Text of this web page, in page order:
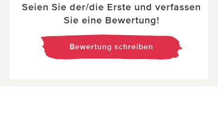
Seien Sie der/die Erste und verfassen
Sie eine Bewertung!
Bewertung schreiben